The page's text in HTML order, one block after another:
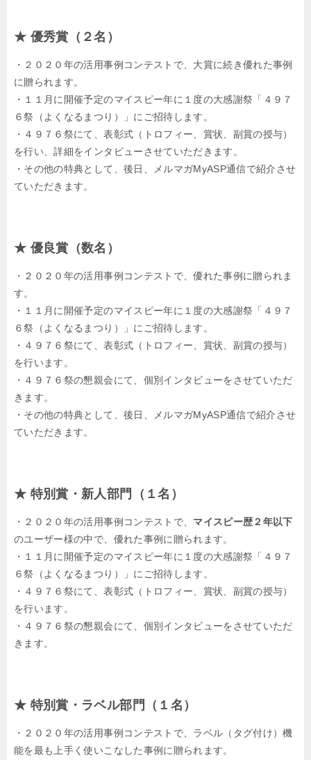
★ 優秀賞（２名）
・２０２０年の活用事例コンテストで、大賞に続き優れた事例
に贈られます。
・１１月に開催予定のマイスピー年に１度の大感謝祭「４９７
６祭（よくなるまつり）」にご招待します。
・４９７６祭にて、表彰式（トロフィー、賞状、副賞の授与）
を行い、詳細をインタビューさせていただきます。
・その他の特典として、後日、メルマガMyASP通信で紹介させ
ていただきます。
★ 優良賞（数名）
・２０２０年の活用事例コンテストで、優れた事例に贈られま
す。
・１１月に開催予定のマイスピー年に１度の大感謝祭「４９７
６祭（よくなるまつり）」にご招待します。
・４９７６祭にて、表彰式（トロフィー、賞状、副賞の授与）
を行います。
・４９７６祭の懇親会にて、個別インタビューをさせていただ
きます。
・その他の特典として、後日、メルマガMyASP通信で紹介させ
ていただきます。
★ 特別賞・新人部門（１名）
・２０２０年の活用事例コンテストで、 マイスピー歴２年以下
のユーザー様の中で、優れた事例に贈られます。
・１１月に開催予定のマイスピー年に１度の大感謝祭「４９７
６祭（よくなるまつり）」にご招待します。
・４９７６祭にて、表彰式（トロフィー、賞状、副賞の授与）
を行います。
・４９７６祭の懇親会にて、個別インタビューをさせていただ
きます。
★ 特別賞・ラベル部門（１名）
・２０２０年の活用事例コンテストで、ラベル（タグ付け）機
能を最も上手く使いこなした事例に贈られます。